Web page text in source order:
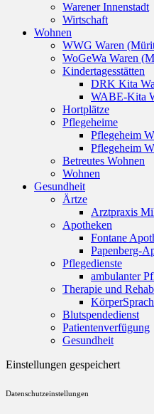
Warener Innenstadt
Wirtschaft
Wohnen
WWG Waren
WoGeWa Waren
Kindertagesstätten
DRK Kita
WABE-Kita
Hortplätze
Pflegeheime
Pflegeheim
Pflegeheim
Betreutes Wohnen
Wohnen
Gesundheit
Ärtze
Arztpraxis
Apotheken
Fontane
Papenberg-
Pflegedienste
ambulanter
Therapie und
Blutspendedienst
Patientenverfügung
Gesundheit
Einstellungen gespeichert
Datenschutzeinstellungen